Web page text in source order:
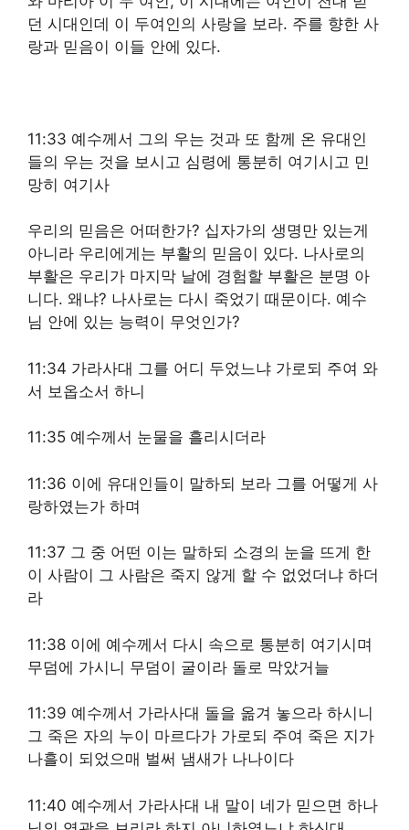
던 시대인데 이 두여인의 사랑을 보라. 주를 향한 사
랑과 믿음이 이들 안에 있다.
11:33 예수께서 그의 우는 것과 또 함께 온 유대인
들의 우는 것을 보시고 심령에 통분히 여기시고 민
망히 여기사
우리의 믿음은 어떠한가? 십자가의 생명만 있는게
아니라 우리에게는 부활의 믿음이 있다. 나사로의
부활은 우리가 마지막 날에 경험할 부활은 분명 아
니다. 왜냐? 나사로는 다시 죽었기 때문이다. 예수
님 안에 있는 능력이 무엇인가?
11:34 가라사대 그를 어디 두었느냐 가로되 주여 와
서 보옵소서 하니
11:35 예수께서 눈물을 흘리시더라
11:36 이에 유대인들이 말하되 보라 그를 어떻게 사
랑하였는가 하며
11:37 그 중 어떤 이는 말하되 소경의 눈을 뜨게 한
이 사람이 그 사람은 죽지 않게 할 수 없었더냐 하더
라
11:38 이에 예수께서 다시 속으로 통분히 여기시며
무덤에 가시니 무덤이 굴이라 돌로 막았거늘
11:39 예수께서 가라사대 돌을 옮겨 놓으라 하시니
그 죽은 자의 누이 마르다가 가로되 주여 죽은 지가
나흘이 되었으매 벌써 냄새가 나나이다
11:40 예수께서 가라사대 내 말이 네가 믿으면 하나